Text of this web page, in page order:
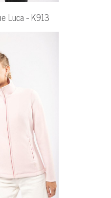
Luca - K913